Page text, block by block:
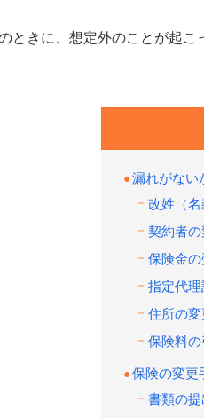
ときに、想定外のことが起
漏れがない
改姓（名
契約者の
保険金
指定代
住所の変
保険料
保険の変更
書類の提